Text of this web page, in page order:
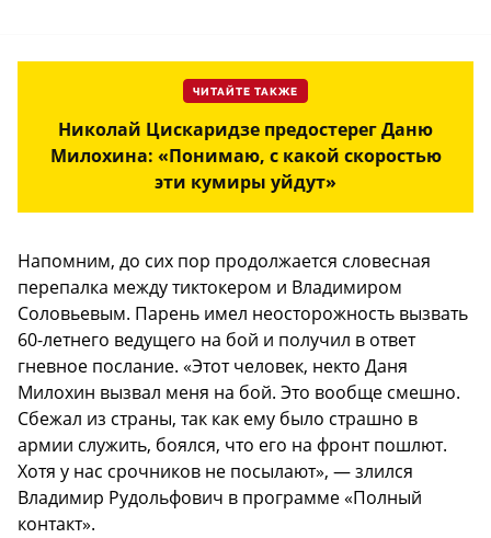
ЧИТАЙТЕ ТАКЖЕ
Николай Цискаридзе предостерег Даню
Милохина: «Понимаю, с какой скоростью
эти кумиры уйдут»
Напомним, до сих пор продолжается словесная
перепалка между тиктокером и Владимиром
Соловьевым. Парень имел неосторожность вызвать
60-летнего ведущего на бой и получил в ответ
гневное послание. «Этот человек, некто Даня
Милохин вызвал меня на бой. Это вообще смешно.
Сбежал из страны, так как ему было страшно в
армии служить, боялся, что его на фронт пошлют.
Хотя у нас срочников не посылают», — злился
Владимир Рудольфович в программе «Полный
контакт».